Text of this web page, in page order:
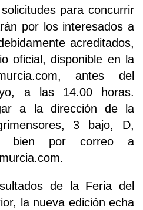
para concurrir
por los interesados a
acreditados,
oficial, disponible en la
antes del
a las 14.00 horas.
a la dirección de la
3 bajo, D,
bien por correo a
de la Feria del
la nueva edición echa